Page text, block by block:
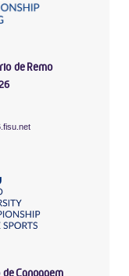
de Remo
Canoagem